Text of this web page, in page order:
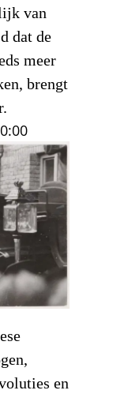
van
dat de
meer
brengt
en